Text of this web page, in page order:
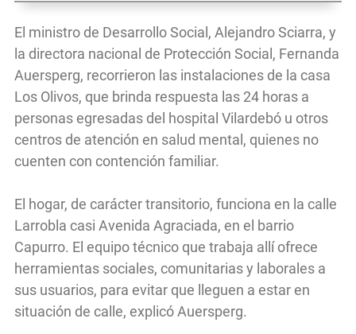
El ministro de Desarrollo Social, Alejandro Sciarra, y
la directora nacional de Protección Social, Fernanda
Auersperg, recorrieron las instalaciones de la casa
Los Olivos, que brinda respuesta las 24 horas a
personas egresadas del hospital Vilardebó u otros
centros de atención en salud mental, quienes no
cuenten con contención familiar.
El hogar, de carácter transitorio, funciona en la calle
Larrobla casi Avenida Agraciada, en el barrio
Capurro. El equipo técnico que trabaja allí ofrece
herramientas sociales, comunitarias y laborales a
sus usuarios, para evitar que lleguen a estar en
situación de calle, explicó Auersperg.